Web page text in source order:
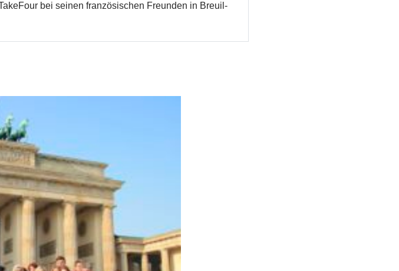
bei seinen französischen Freunden in Breuil-